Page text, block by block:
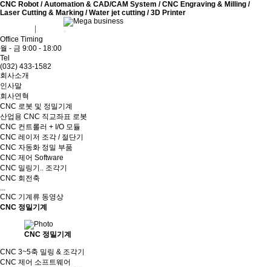
CNC Robot / Automation & CAD/CAM System / CNC Engraving & Milling /
Laser Cutting & Marking / Water jet cutting / 3D Printer
Office Timing
월 - 금 9:00 - 18:00
Tel
(032) 433-1582
회사소개
인사말
회사연혁
CNC 로봇 및 정밀기계
산업용 CNC 직교좌표 로봇
CNC 컨트롤러 + I/O 모듈
CNC 레이저 조각 / 절단기
CNC 자동화 정밀 부품
CNC 제어 Software
CNC 밀링기.. 조각기
CNC 회전축
...
CNC 기계류 동영상
CNC 정밀기계
CNC 정밀기계
CNC 3~5축 밀링 & 조각기
CNC 제어 소프트웨어